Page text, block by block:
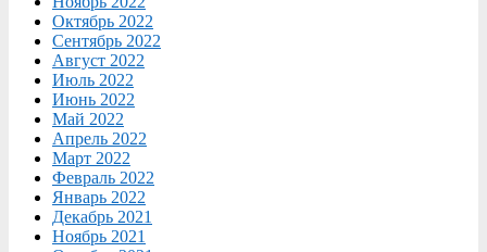
Октябрь 2022
Сентябрь 2022
Август 2022
Июль 2022
Июнь 2022
Май 2022
Апрель 2022
Март 2022
Февраль 2022
Январь 2022
Декабрь 2021
Ноябрь 2021